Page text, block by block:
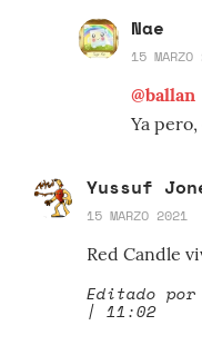
Nae
15
@ballan
Ya pero,
Yussuf
15 MARZO 2021
Red Candle
Editado por
| 11:02